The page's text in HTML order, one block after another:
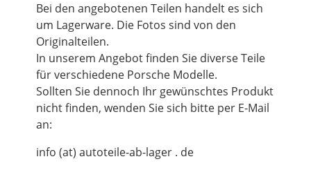
Bei den angebotenen Teilen handelt es sich
um Lagerware. Die Fotos sind von den
Originalteilen.
In unserem Angebot finden Sie diverse Teile
für verschiedene Porsche Modelle.
Sollten Sie dennoch Ihr gewünschtes Produkt
nicht finden, wenden Sie sich bitte per E-Mail
an:
info (at) autoteile-ab-lager . de